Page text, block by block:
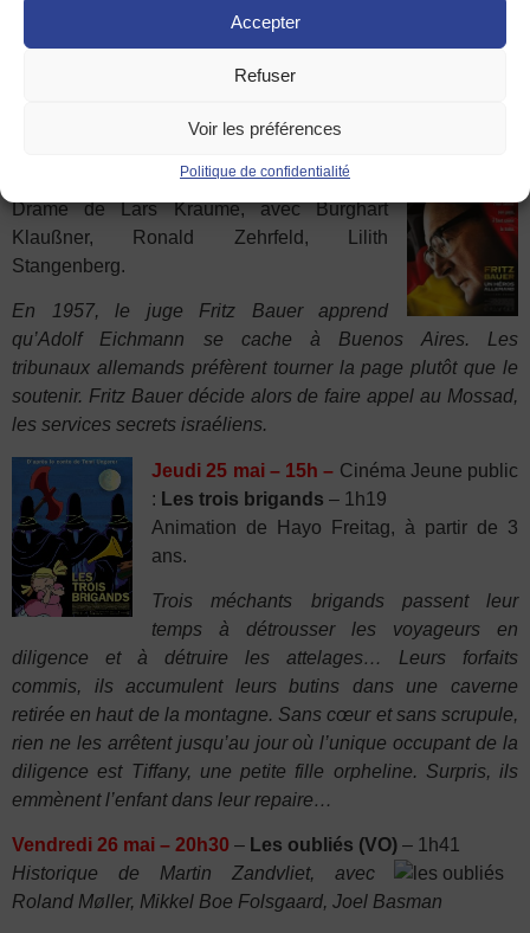
Accepter
Refuser
Voir les préférences
Politique de confidentialité
ville des artistes. Elle entreprend dès lors une aventure qui
va bouleverser son destin. Paula Modersohn-Becker devient
la première femme peintre à imposer son propre langage
Drame de Lars Kraume, avec Burghart
Klaußner, Ronald Zehrfeld, Lilith
Stangenberg.
En 1957, le juge Fritz Bauer apprend
qu’Adolf Eichmann se cache à Buenos Aires. Les
tribunaux allemands préfèrent tourner la page plutôtque le
soutenir. Fritz Bauer décide alors de faireappel au Mossad,
les services secrets israéliens.
Jeudi 25 mai – 15h – Cinéma Jeune public
: Les trois brigands – 1h19
Animation de Hayo Freitag, à partir de 3
ans.
Trois méchants brigands passent leur
temps à détrousser les voyageurs en
diligence et à détruire les attelages… Leurs forfaits
commis, ils accumulent leurs butins dans une caverne
retiréeen haut de la montagne. Sans cœur et sansscrupule,
rien ne les arrêtent jusqu’au jour oùl’unique occupant de la
diligence est Tiffany, une petite fille orpheline. Surpris, ils
emmènent l’enfant dans leur repaire…
Vendredi 26 mai – 20h30 – Les oubliés (VO) – 1h41
Historique de Martin Zandvliet, avec
Roland Møller, Mikkel Boe Folsgaard, Joel Basman